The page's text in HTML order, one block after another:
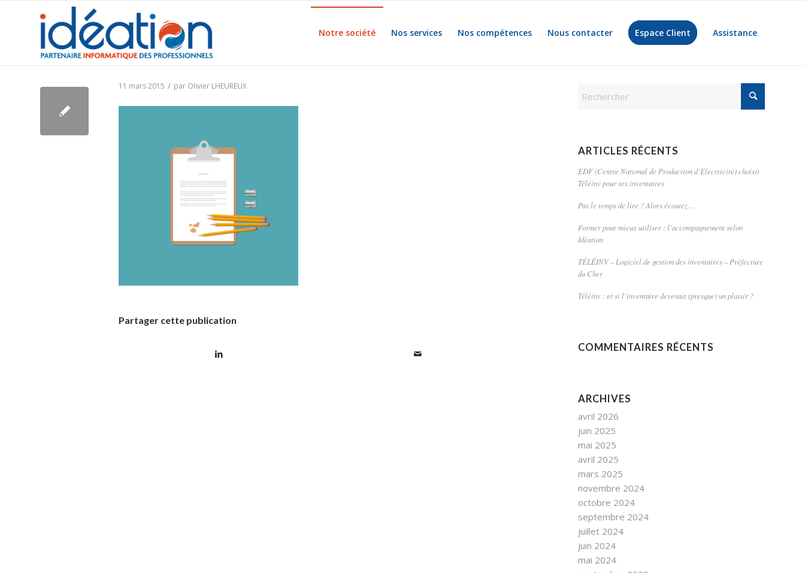
Notre société Nos services Nos compétences Nous contacter Espace Client Assistance
11 mars 2015 / par Olivier LHEUREUX
Partager cette publication
ARTICLES RÉCENTS
EDF (Centre National de Production d’Electricité) choisit
Téléinv pour ses inventaires
Pas le temps de lire ? Alors écoutez…
Former pour mieux utiliser : l’accompagnement selon
Idéation
TÉLÉINV – Logiciel de gestion des inventaires – Préfecture
du Cher
Téléinv : et si l’inventaire devenait (presque) un plaisir ?
COMMENTAIRES RÉCENTS
ARCHIVES
avril 2026
juin 2025
mai 2025
avril 2025
mars 2025
novembre 2024
octobre 2024
septembre 2024
juillet 2024
juin 2024
mai 2024